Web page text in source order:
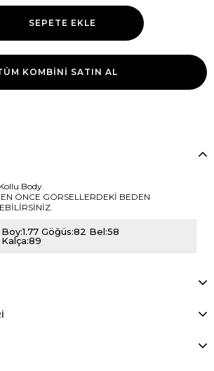
KOMBINI SATIN AL
Body.
ÖNCE GÖRSELLERDEKİ BEDEN
Boy:1.77 Göğüs:82 Bel:58
Kalça:89